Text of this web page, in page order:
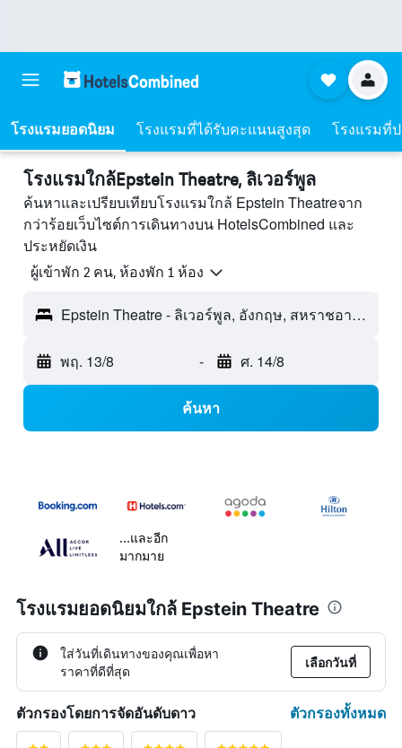
โรงแรมยอดนิยม โรงแรมที่ได้รับคะแนนสูงสุด โรงแรมที่
โรงแรมใกล้Epstein Theatre, ลิเวอร์พูล
ค้นหาและเปรียบเทียบโรงแรมใกล้ Epstein Theatreจาก
กว่าร้อยเว็บไซต์การเดินทางบน HotelsCombined และ
ประหยัดเงิน
ผู้เข้าพัก 2 คน, ห้องพัก 1 ห้อง
Epstein Theatre - ลิเวอร์พูล, อังกฤษ, สหราชอาณาจักร
พฤ. 13/8 - ศ. 14/8
ค้นหา
...และอีก
มากมาย
โรงแรมยอดนิยมใกล้ Epstein Theatre
ใส่วันที่เดินทางของคุณเพื่อหา
ราคาที่ดีที่สุด
เลือกวันที่
ตัวกรองโดยการจัดอันดับดาว ตัวกรองทั้งหมด